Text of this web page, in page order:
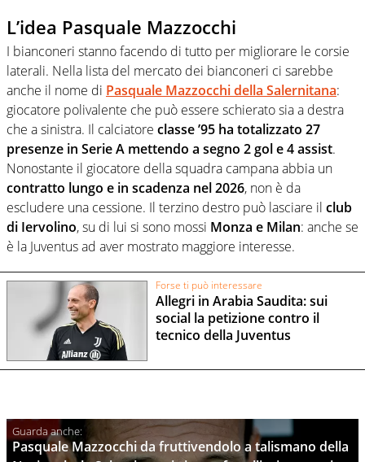
L’idea Pasquale Mazzocchi
I bianconeri stanno facendo di tutto per migliorare le corsie
laterali. Nella lista del mercato dei bianconeri ci sarebbe
anche il nome di Pasquale Mazzocchi della Salernitana:
giocatore polivalente che può essere schierato sia a destra
che a sinistra. Il calciatore classe ’95 ha totalizzato 27
presenze in Serie A mettendo a segno 2 gol e 4 assist.
Nonostante il giocatore della squadra campana abbia un
contratto lungo e in scadenza nel 2026, non è da
escludere una cessione. Il terzino destro può lasciare il club
di Iervolino, su di lui si sono mossi Monza e Milan: anche se
è la Juventus ad aver mostrato maggiore interesse.
Forse ti può interessare
Allegri in Arabia Saudita: sui
social la petizione contro il
tecnico della Juventus
Pasquale Mazzocchi da fruttivendolo a talismano della